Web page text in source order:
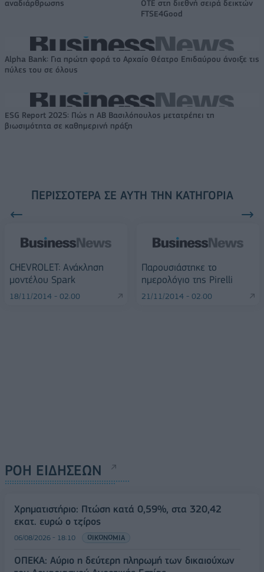
αναδιάρθρωσης
ΟΤΕ στη διεθνή σειρά δεικτών
FTSE4Good
Alpha Bank: Για πρώτη φορά το Αρχαίο Θέατρο Επιδαύρου άνοιξε τις
πύλες του σε όλους
ESG Report 2025: Πώς η ΑΒ Βασιλόπουλος μετατρέπει τη
βιωσιμότητα σε καθημερινή πράξη
ΠΕΡΙΣΣΌΤΕΡΑ ΣΕ ΑΥΤΉ ΤΗΝ ΚΑΤΗΓΟΡΊΑ
CHEVROLET: Ανάκληση
μοντέλου Spark
18/11/2014 - 02:00
Παρουσιάστηκε το
ημερολόγιο της Pirelli
21/11/2014 - 02:00
ΡΟΗ ΕΙΔΗΣΕΩΝ
Χρηματιστήριο: Πτώση κατά 0,59%, στα 320,42
εκατ. ευρώ ο τζίρος
06/08/2026 - 18:10 ΟΙΚΟΝΟΜΙΑ
ΟΠΕΚΑ: Αύριο η δεύτερη πληρωμή των δικαιούχων